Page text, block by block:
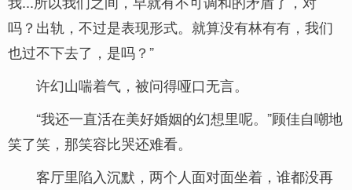
吗？出轨，不过是表现形式。就算没有林有有，我们
也过不下去了，是吗？”
许幻山喘着气，被问得哑口无言。
“我还一直活在美好婚姻的幻想里呢。”顾佳自嘲地
笑了笑，那笑容比哭还难看。
客厅里陷入沉默，两个人面对面坐着，谁都没再